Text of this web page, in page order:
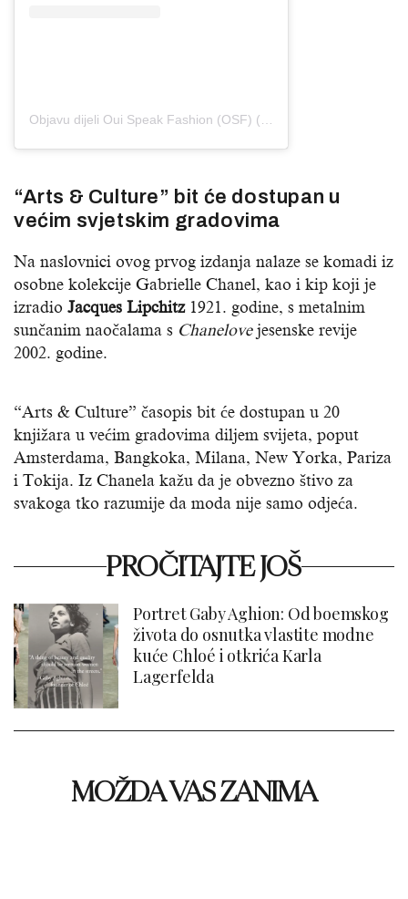
Objavu dijeli Oui Speak Fashion (OSF) (@ouispeakfashion)
“Arts & Culture” bit će dostupan u
većim svjetskim gradovima
Na naslovnici ovog prvog izdanja nalaze se komadi iz
osobne kolekcije Gabrielle Chanel, kao i kip koji je
izradio Jacques Lipchitz1921. godine, s metalnim
sunčanim naočalama s Chanelovejesenske revije
2002. godine.
“Arts & Culture” časopis bit će dostupan u 20
knjižara u većim gradovima diljem svijeta, poput
Amsterdama, Bangkoka, Milana, New Yorka, Pariza
i Tokija. Iz Chanela kažu da je obvezno štivo za
svakoga tko razumije da moda nije samo odjeća.
PROČITAJTE JOŠ
Portret Gaby Aghion: Od boemskog
života do osnutka vlastite modne
kuće Chloé i otkrića Karla
Lagerfelda
MOŽDA VAS ZANIMA